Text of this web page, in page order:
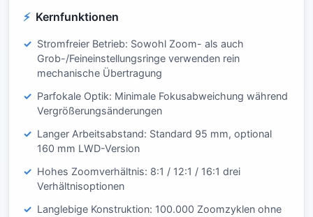
Kernfunktionen
Stromfreier Betrieb: Sowohl Zoom- als auch
Grob-/Feineinstellungsringe verwenden rein
mechanische Übertragung
Parfokale Optik: Minimale Fokusabweichung während
Vergrößerungsänderungen
Langer Arbeitsabstand: Standard 95 mm, optional
160 mm LWD-Version
Hohes Zoomverhältnis: 8:1 / 12:1 / 16:1 drei
Verhältnisoptionen
Langlebige Konstruktion: 100.000 Zoomzyklen ohne